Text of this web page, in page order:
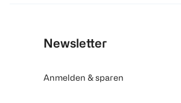
Newsletter
Anmelden & sparen